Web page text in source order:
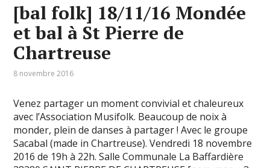
[bal folk] 18/11/16 Mondée
et bal à St Pierre de
Chartreuse
8 novembre 2016
Venez partager un moment convivial et chaleureux
avec l’Association Musifolk. Beaucoup de noix à
monder, plein de danses à partager ! Avec le groupe
Sacabal (made in Chartreuse). Vendredi 18 novembre
2016 de 19h à 22h. Salle Communale La Baffardière